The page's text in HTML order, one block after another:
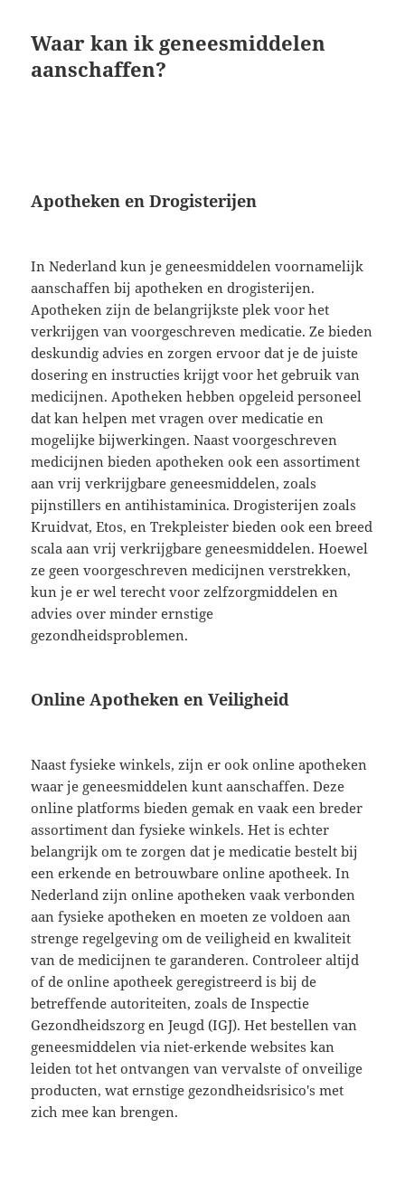
Waar kan ik geneesmiddelen
aanschaffen?
Apotheken en Drogisterijen
In Nederland kun je geneesmiddelen voornamelijk
aanschaffen bij apotheken en drogisterijen.
Apotheken zijn de belangrijkste plek voor het
verkrijgen van voorgeschreven medicatie. Ze bieden
deskundig advies en zorgen ervoor dat je de juiste
dosering en instructies krijgt voor het gebruik van
medicijnen. Apotheken hebben opgeleid personeel
dat kan helpen met vragen over medicatie en
mogelijke bijwerkingen. Naast voorgeschreven
medicijnen bieden apotheken ook een assortiment
aan vrij verkrijgbare geneesmiddelen, zoals
pijnstillers en antihistaminica. Drogisterijen zoals
Kruidvat, Etos, en Trekpleister bieden ook een breed
scala aan vrij verkrijgbare geneesmiddelen. Hoewel
ze geen voorgeschreven medicijnen verstrekken,
kun je er wel terecht voor zelfzorgmiddelen en
advies over minder ernstige
gezondheidsproblemen.
Online Apotheken en Veiligheid
Naast fysieke winkels, zijn er ook online apotheken
waar je geneesmiddelen kunt aanschaffen. Deze
online platforms bieden gemak en vaak een breder
assortiment dan fysieke winkels. Het is echter
belangrijk om te zorgen dat je medicatie bestelt bij
een erkende en betrouwbare online apotheek. In
Nederland zijn online apotheken vaak verbonden
aan fysieke apotheken en moeten ze voldoen aan
strenge regelgeving om de veiligheid en kwaliteit
van de medicijnen te garanderen. Controleer altijd
of de online apotheek geregistreerd is bij de
betreffende autoriteiten, zoals de Inspectie
Gezondheidszorg en Jeugd (IGJ). Het bestellen van
geneesmiddelen via niet-erkende websites kan
leiden tot het ontvangen van vervalste of onveilige
producten, wat ernstige gezondheidsrisico's met
zich mee kan brengen.